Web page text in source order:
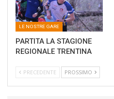
LE NOSTRE GARE
PARTITA LA STAGIONE
REGIONALE TRENTINA
PRECEDENTE PROSSIMO